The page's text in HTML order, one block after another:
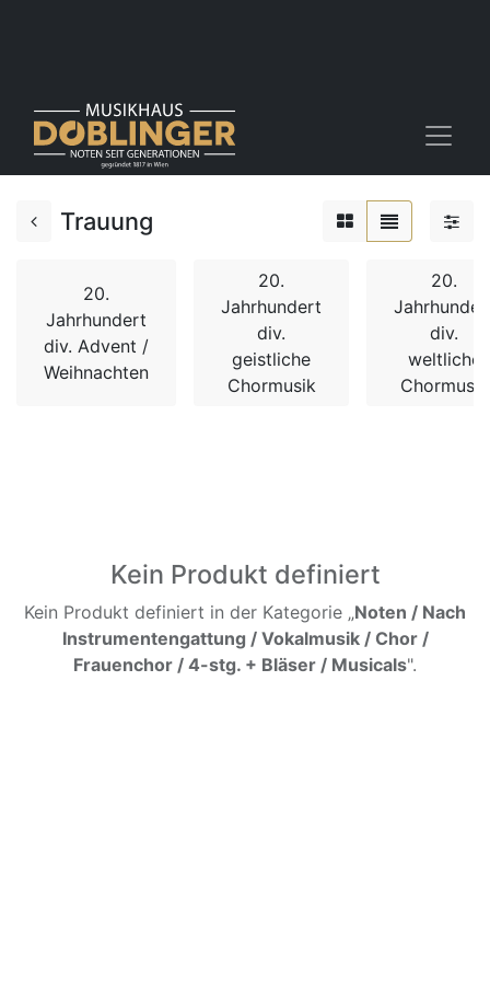
Trauung
20.
Jahrhundert
div. Advent /
Weihnachten
20.
Jahrhundert
div.
geistliche
Chormusik
20.
div.
weltliche
Chormusik
Kein Produkt definiert
Kein Produkt definiert in der Kategorie „Noten / Nach
Instrumentengattung / Vokalmusik / Chor /
Frauenchor / 4-stg. + Bläser / Musicals".